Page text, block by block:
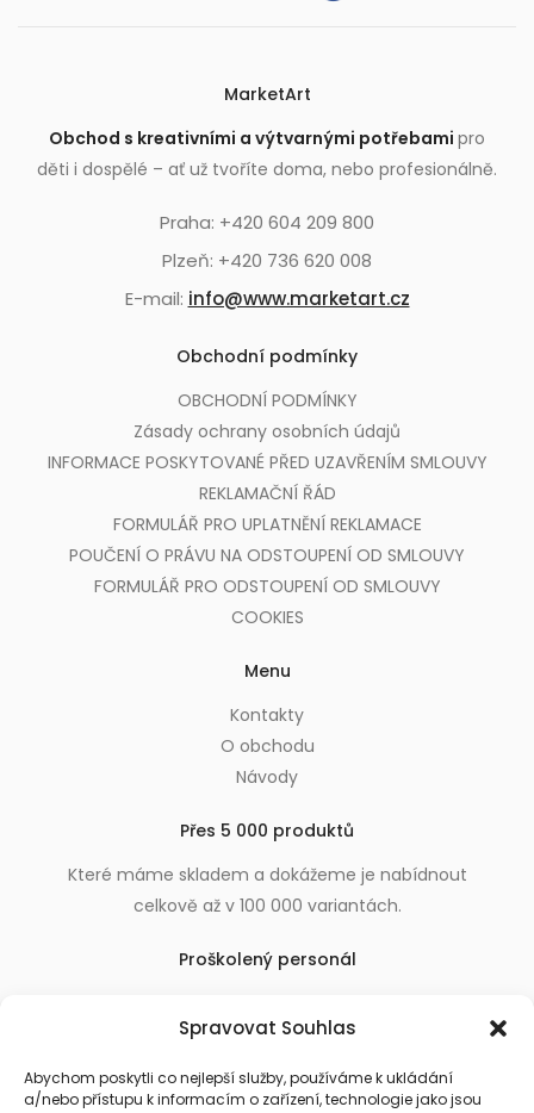
Spravovat Souhlas
Abychom poskytli co nejlepší služby, používáme k ukládání
a/nebo přístupu k informacím o zařízení, technologie jako jsou
MarketArt
Obchod s kreativními a výtvarnými potřebami pro
děti i dospělé – ať už tvoříte doma, nebo profesionálně.
Praha: +420 604 209 800
Plzeň: +420 736 620 008
E-mail: info@www.marketart.cz
Obchodní podmínky
OBCHODNÍ PODMÍNKY
Zásady ochrany osobních údajů
INFORMACE POSKYTOVANÉ PŘED UZAVŘENÍM SMLOUVY
REKLAMAČNÍ ŘÁD
FORMULÁŘ PRO UPLATNĚNÍ REKLAMACE
POUČENÍ O PRÁVU NA ODSTOUPENÍ OD SMLOUVY
FORMULÁŘ PRO ODSTOUPENÍ OD SMLOUVY
COOKIES
Menu
Kontakty
O obchodu
Návody
Přes 5 000 produktů
Které máme skladem a dokážeme je nabídnout
celkově až v 100 000 variantách.
Proškolený personál
usnadňující nákup.